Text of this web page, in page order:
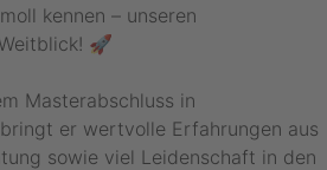
kennen – unseren
🚀
Masterabschluss in
er wertvolle Erfahrungen aus
sowie viel Leidenschaft in den